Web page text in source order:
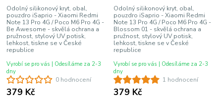
0 hodnocení
Odolný silikonový kryt, obal,
pouzdro iSaprio - Xiaomi Redmi
Note 13 Pro 4G / Poco M6 Pro 4G -
Be Awesome - skvělá ochrana a
pružnost, stylový UV potisk,
lehkost, tiskne se v České
republice
379 Kč
Vyrobí se pro vás | Odesíláme za 2-3
dny
1 hodnocení
Odolný silikonový kryt, obal,
pouzdro iSaprio - Xiaomi Redmi
Note 13 Pro 4G / Poco M6 Pro 4G -
Blossom 01 - skvělá ochrana a
pružnost, stylový UV potisk,
lehkost, tiskne se v České
republice
379 Kč
Vyrobí se pro vás | Odesíláme za 2-3
dny